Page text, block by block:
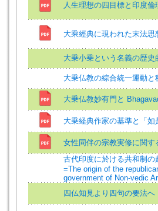
人生理想の四目標と印度倫
大乘經典に現われた末法思
大乗小乗という名義の歴史
大乗仏教の綜合統一運動と
大乗仏教妙有門と
大乗経典作家の基準と「
女性同伴の宗教実修に関
古代印度に於ける共和制
=The origin of the
government of Non-vedic
四仏知見より四句の要法へ